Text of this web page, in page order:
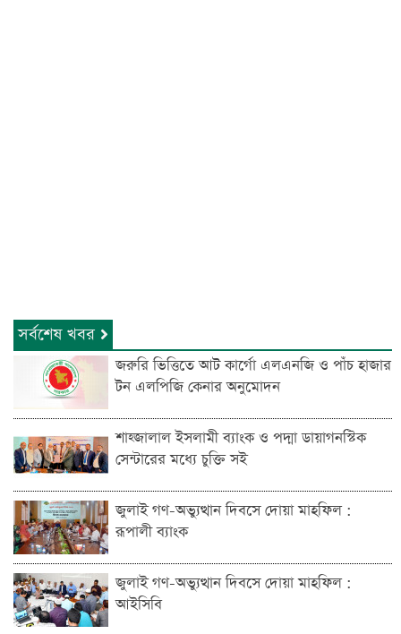
সর্বশেষ খবর
জরুরি ভিত্তিতে আট কার্গো এলএনজি ও পাঁচ হাজার
টন এলপিজি কেনার অনুমোদন
শাহ্জালাল ইসলামী ব্যাংক ও পদ্মা ডায়াগনস্টিক
সেন্টারের মধ্যে চুক্তি সই
জুলাই গণ-অভ্যুত্থান দিবসে দোয়া মাহফিল :
রূপালী ব্যাংক
জুলাই গণ-অভ্যুত্থান দিবসে দোয়া মাহফিল :
আইসিবি